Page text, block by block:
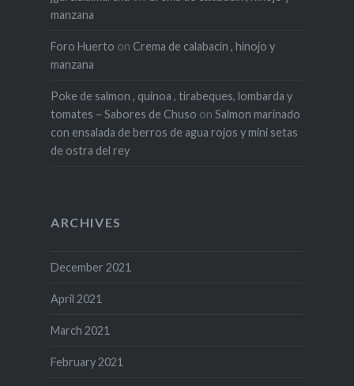
manzana
Foro Huerto on Crema de calabacín , hinojo y
manzana
Poke de salmon , quinoa , tirabeques, lombarda y
tomates – Sabores de Chuso on Salmon marinado
con ensalada de berros de agua rojos y mini setas
de ostra del rey
ARCHIVES
December 2021
April 2021
March 2021
February 2021